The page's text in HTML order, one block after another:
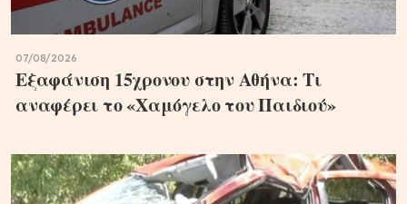
07/08/2026
Εξαφάνιση 15χρονου στην Αθήνα: Τι
αναφέρει το «Χαμόγελο του Παιδιού»